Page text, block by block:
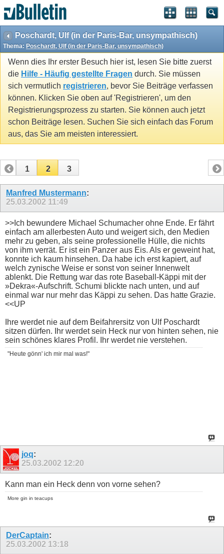
Poschardt, Ulf (in der Paris-Bar, unsympathisch)
Thema: Poschardt, Ulf (in der Paris-Bar, unsympathisch)
Wenn dies Ihr erster Besuch hier ist, lesen Sie bitte zuerst
die Hilfe - Häufig gestellte Fragen durch. Sie müssen
sich vermutlich registrieren, bevor Sie Beiträge verfassen
können. Klicken Sie oben auf 'Registrieren', um den
Registrierungsprozess zu starten. Sie können auch jetzt
schon Beiträge lesen. Suchen Sie sich einfach das Forum
aus, das Sie am meisten interessiert.
1 2 3
Manfred Mustermann:
25.03.2002 11:49
>>Ich bewundere Michael Schumacher ohne Ende. Er fährt
einfach am allerbesten Auto und weigert sich, den Medien
mehr zu geben, als seine professionelle Hülle, die nichts
von ihm verrät. Er ist ein Panzer aus Eis. Als er geweint hat,
konnte ich kaum hinsehen. Da habe ich erst kapiert, auf
welch zynische Weise er sonst von seiner Innenwelt
ablenkt. Die Rettung war das rote Baseball-Käppi mit der
»Dekra«-Aufschrift. Schumi blickte nach unten, und auf
einmal war nur mehr das Käppi zu sehen. Das hatte Grazie.
<<UP
Ihre werdet nie auf dem Beifahrersitz von Ulf Poschardt
sitzen dürfen. Ihr werdet sein Heck nur von hinten sehen, nie
sein schönes klares Profil. Ihr werdet nie verstehen.
"Heute gönn' ich mir mal was!"
joq:
25.03.2002 12:20
Kann man ein Heck denn von vorne sehen?
More gin in teacups
DerCaptain:
25.03.2002 13:18